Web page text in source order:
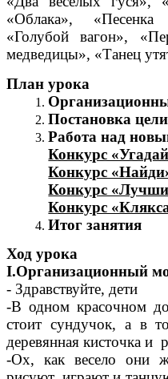
«Облака», «Песенка
«Голубой вагон»,
медведицы», «Танец
План урока
Постановка
Работа над
Конкурс
Конкурс
Конкурс
Конкурс
Итог занятия
Ход урока
I.Организационный
- Здравствуйте, дети
-В одном красочном
стоит сундучок, а в
деревянная кисточка и
-Ох, как весело они